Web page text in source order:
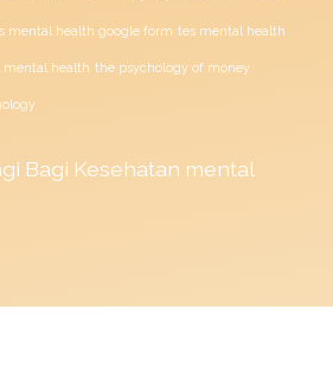
mental health google form tes mental health
mental health the psychology of money
Bagi Kesehatan mental